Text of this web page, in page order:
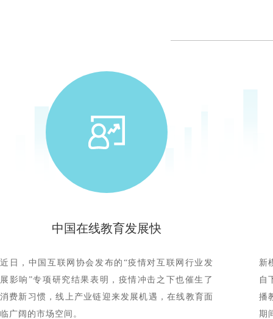
中国在线教育发展快
近日，中国互联网协会发布的“疫情对互联网行业发
展影响”专项研究结果表明，疫情冲击之下也催生了
消费新习惯，线上产业链迎来发展机遇，在线教育面
临广阔的市场空间。
新
自
播
期